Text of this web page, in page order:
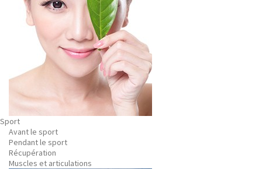
Sport
Avant le sport
Pendant le sport
Récupération
Muscles et articulations